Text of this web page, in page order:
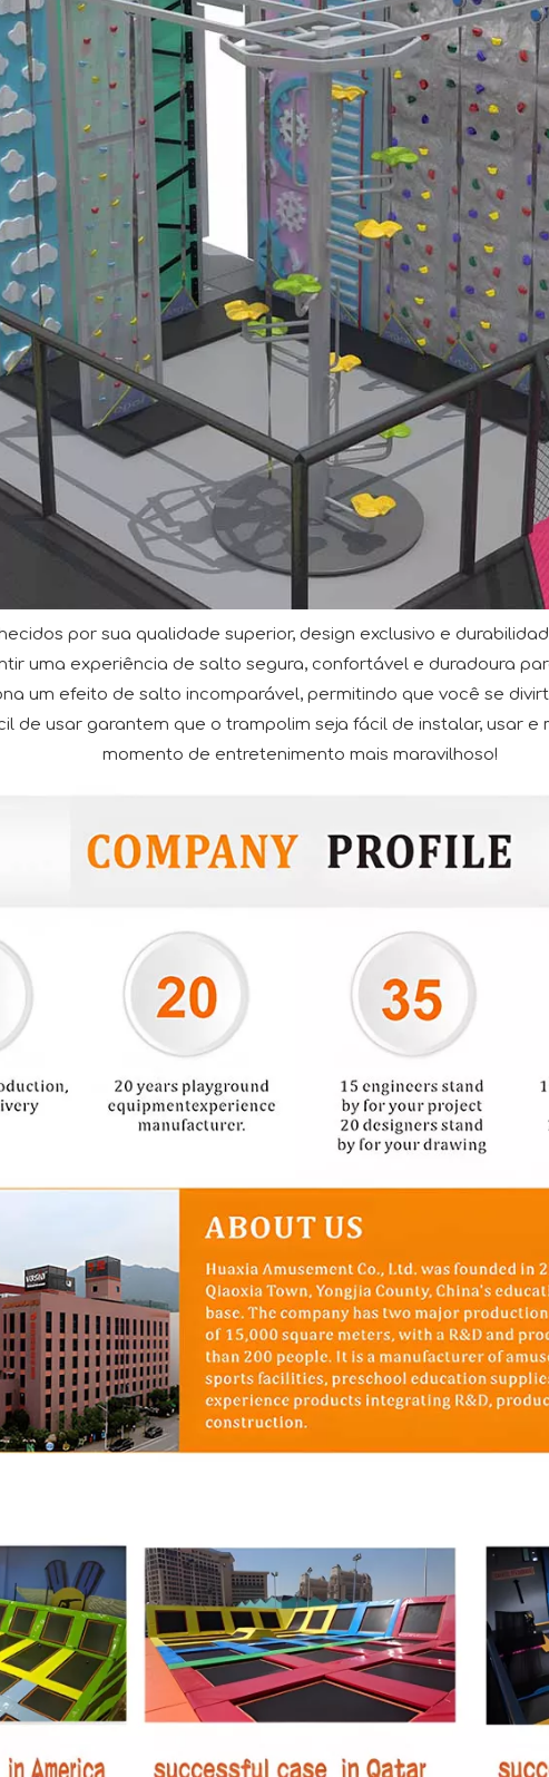
por sua qualidade superior, design exclusivo e
uma experiência de salto segura, confortável e duradoura
um efeito de salto incomparável, permitindo que você se
de usar garantem que o trampolim seja fácil de instalar, usar
momento de entretenimento mais maravilhoso!